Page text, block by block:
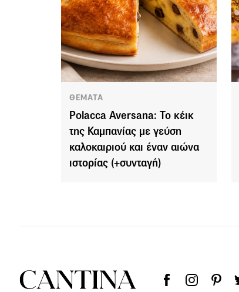
ΘΕΜΑΤΑ
Polacca Aversana: Το κέικ
της Καμπανίας με γεύση
καλοκαιριού και έναν αιώνα
ιστορίας (+συνταγή)